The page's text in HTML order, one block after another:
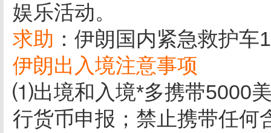
娱乐活动。
求助 ：伊朗国内紧急救护
伊朗出入境注意事项
⑴出境和入境*多携带5000
行货币申报；禁止携带任何